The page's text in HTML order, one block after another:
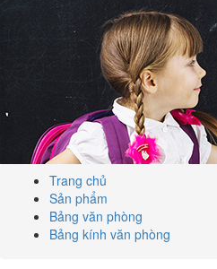
Trang chủ
Sản phẩm
Bảng văn phòng
Bảng kính văn phòng